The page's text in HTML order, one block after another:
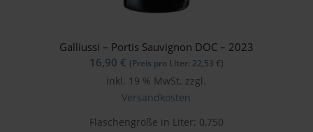
Galliussi – Portis Sauvignon DOC – 2023
16,90 € (Preis pro Liter: 22,53 €)
inkl. 19 % MwSt. zzgl.
Versandkosten
Flaschengröße in Liter: 0,750